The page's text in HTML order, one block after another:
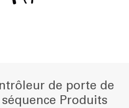
de porte de
Produits